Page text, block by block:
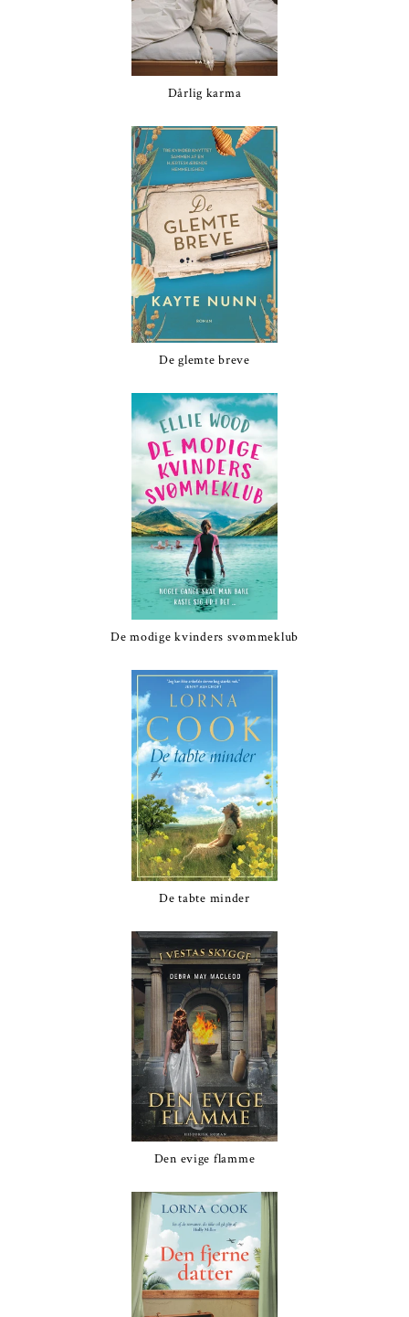
Dårlig karma
De glemte breve
De modige kvinders svømmeklub
De tabte minder
Den evige flamme